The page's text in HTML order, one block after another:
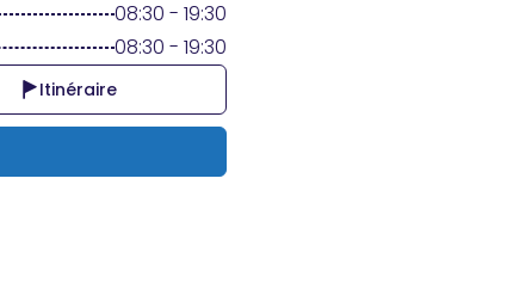
08:30 - 19:30
08:30 - 19:30
Itinéraire